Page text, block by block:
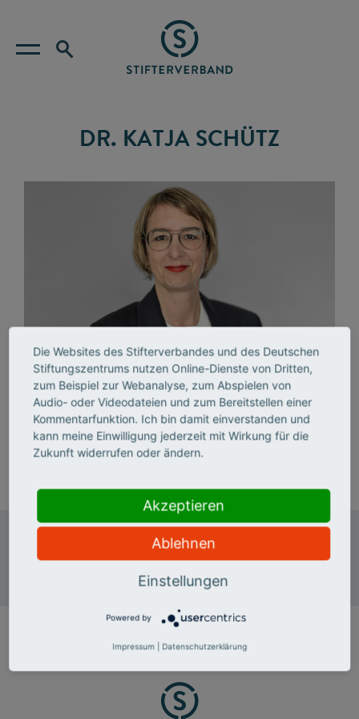
DR. KATJA SCHÜTZ
Dr. Katja Schütz ist Mitglied der Geschäftsleitung des
Deutschen Stiftungszentrums. Sie verantwortet den
Bereich "Stiftungsmanagement". Darüber hinaus leitet
sie den Bereich "Stiftungen" im Stifterverband.
T 0201 8401-298
Deutsches Stiftungszentrum
Baedekerstraße 1
45128 Essen
Die Websites des Stifterverbandes und des Deutschen
Stiftungszentrums nutzen Online-Dienste von Dritten,
zum Beispiel zur Webanalyse, zum Abspielen von
Audio- oder Videodateien und zum Bereitstellen einer
Kommentarfunktion. Ich bin damit einverstanden und
kann meine Einwilligung jederzeit mit Wirkung für die
Zukunft widerrufen oder ändern.
Akzeptieren
Ablehnen
Einstellungen
Powered by
Impressum Datenschutzerklärung